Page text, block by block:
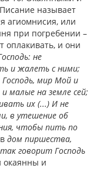
называет
агиомнисия, или
при погребении –
оплакивать, и они
не
и жалеть с ними;
мир Мой и
малые на земле сей;
их (...) И не
в утешение об
чтобы пить по
в дом пиршества,
говорит Господь
окаянны и